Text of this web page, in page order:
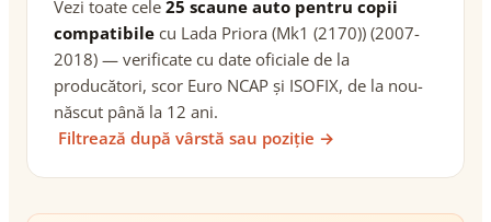
Vezi toate cele 25 scaune auto pentru copii
compatibile cu Lada Priora (Mk1 (2170)) (2007-
2018) — verificate cu date oficiale de la
producători, scor Euro NCAP și ISOFIX, de la nou-
născut până la 12 ani.
Filtrează după vârstă sau poziție →